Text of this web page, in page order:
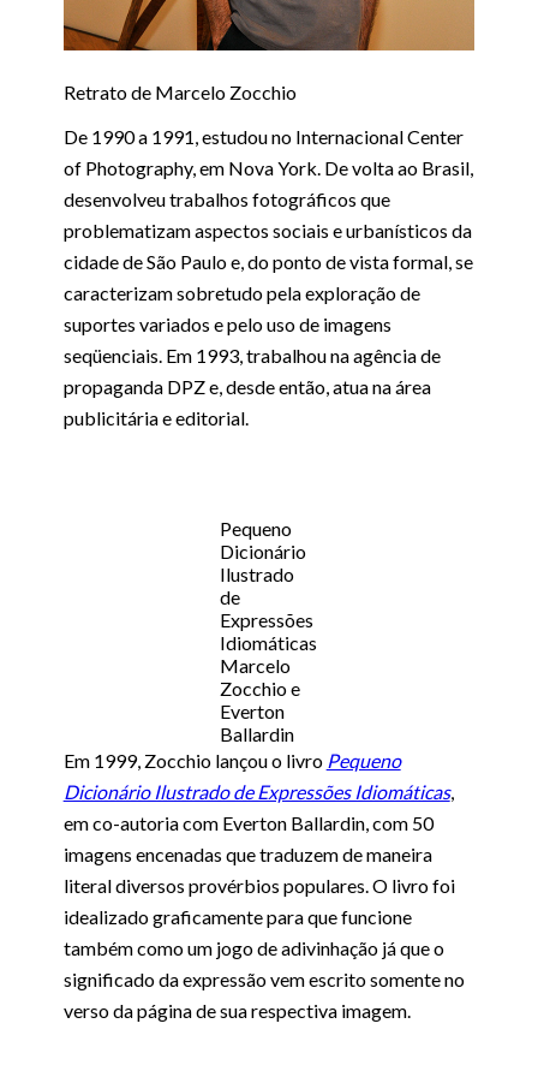
Retrato de Marcelo Zocchio
De 1990 a 1991, estudou no Internacional Center
of Photography, em Nova York. De volta ao Brasil,
desenvolveu trabalhos fotográficos que
problematizam aspectos sociais e urbanísticos da
cidade de São Paulo e, do ponto de vista formal, se
caracterizam sobretudo pela exploração de
suportes variados e pelo uso de imagens
seqüenciais. Em 1993, trabalhou na agência de
propaganda DPZ e, desde então, atua na área
publicitária e editorial.
Pequeno
Dicionário
Ilustrado
de
Expressões
Idiomáticas
Marcelo
Zocchio e
Everton
Ballardin
Em 1999, Zocchio lançou o livro Pequeno
Dicionário Ilustrado de Expressões Idiomáticas,
em co-autoria com Everton Ballardin, com 50
imagens encenadas que traduzem de maneira
literal diversos provérbios populares. O livro foi
idealizado graficamente para que funcione
também como um jogo de adivinhação já que o
significado da expressão vem escrito somente no
verso da página de sua respectiva imagem.